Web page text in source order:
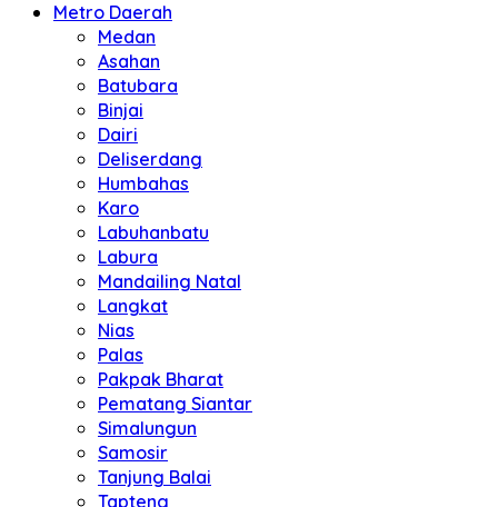
Metro Daerah
Medan
Asahan
Batubara
Binjai
Dairi
Deliserdang
Humbahas
Karo
Labuhanbatu
Labura
Mandailing Natal
Langkat
Nias
Palas
Pakpak Bharat
Pematang Siantar
Simalungun
Samosir
Tanjung Balai
Tapteng